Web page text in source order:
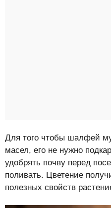
Для того чтобы шалфей
масел, его не нужно
удобрять почву перед
поливать. Цветение
полезных свойств